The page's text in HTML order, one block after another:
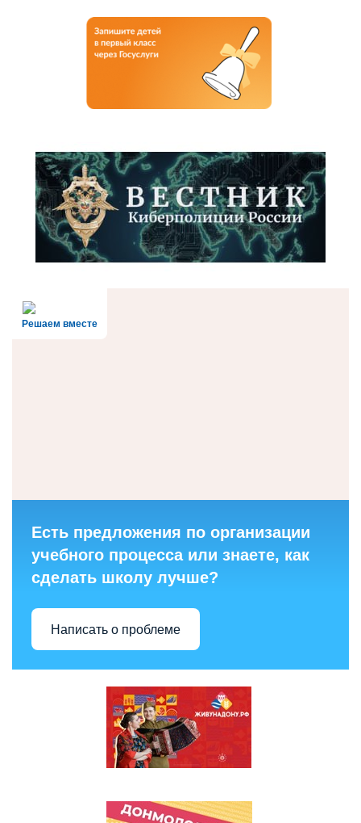
Решаем вместе
Есть предложения по организации
учебного процесса или знаете, как
сделать школу лучше?
Написать о проблеме